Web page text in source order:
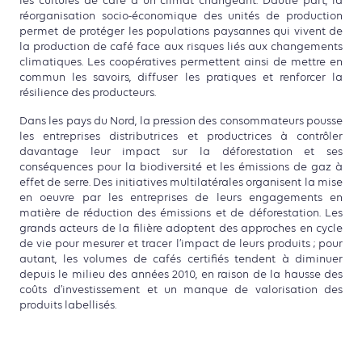
réorganisation socio-économique des unités de production
permet de protéger les populations paysannes qui vivent de
la production de café face aux risques liés aux changements
climatiques. Les coopératives permettent ainsi de mettre en
commun les savoirs, diffuser les pratiques et renforcer la
résilience des producteurs.
Dans les pays du Nord, la pression des consommateurs pousse
les entreprises distributrices et productrices à contrôler
davantage leur impact sur la déforestation et ses
conséquences pour la biodiversité et les émissions de gaz à
effet de serre. Des initiatives multilatérales organisent la mise
en oeuvre par les entreprises de leurs engagements en
matière de réduction des émissions et de déforestation. Les
grands acteurs de la filière adoptent des approches en cycle
de vie pour mesurer et tracer l’impact de leurs produits ; pour
autant, les volumes de cafés certifiés tendent à diminuer
depuis le milieu des années 2010, en raison de la hausse des
coûts d’investissement et un manque de valorisation des
produits labellisés.